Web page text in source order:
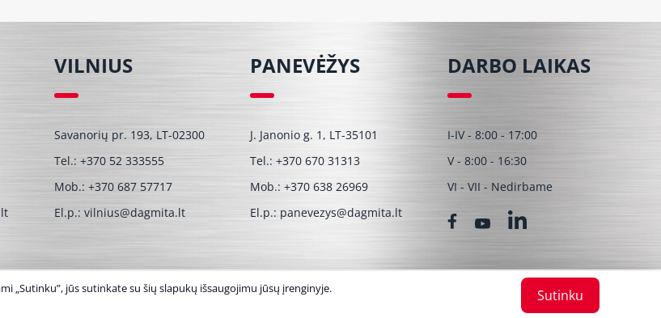
VILNIUS
Savanorių pr. 193, LT-02300
Tel.: +370 52 333555
Mob.: +370 687 57717
El.p.: vilnius@dagmita.lt
PANEVĖŽYS
J. Janonio g. 1, LT-35101
Tel.: +370 670 31313
Mob.: +370 638 26969
El.p.: panevezys@dagmita.lt
DARBO LAIKAS
I-IV - 8:00 - 17:00
V - 8:00 - 16:30
VI - VII - Nedirbame
„Sutinku”, jūs sutinkate su šių slapukų išsaugojimu jūsų įrenginyje.
Sutinku